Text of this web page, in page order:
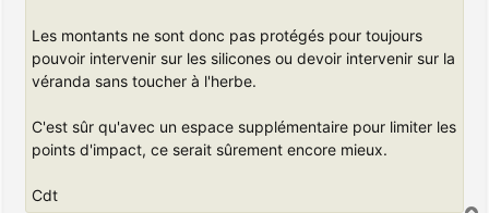
Les montants ne sont donc pas protégés pour toujours
pouvoir intervenir sur les silicones ou devoir intervenir sur la
véranda sans toucher à l'herbe.
C'est sûr qu'avec un espace supplémentaire pour limiter les
points d'impact, ce serait sûrement encore mieux.
Cdt